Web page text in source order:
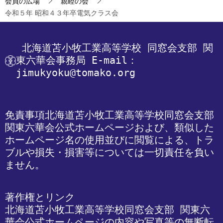
令和５年 昭和４３年卒電気クラス会
北海道苫小牧工業高等学校 同窓会支部 関
東六華会事務局 E-mail：
jimukyoku@tomako.org
免責事項北海道苫小牧工業高等学校同窓会支部
関東六華会公式ホームページおよび、類似した
ホームページ名の使用並びに閲覧による、トラ
ブルや損失・損害等については一切責任を負い
ません。
著作権とリンク
北海道苫小牧工業高等学校同窓会支部 関東六